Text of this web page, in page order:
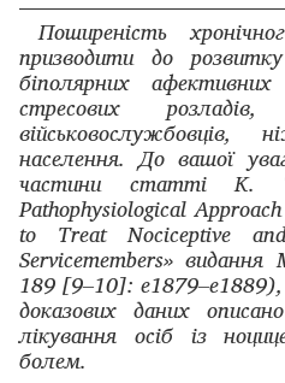
Поширеність
призводити до
біполярних
стресових
військовослужбовців,
населення. До вашої
частини статті K.
Pathophysiological
to Treat Nociceptive
Servicemembers»
189 [9–10]: e1879–e1889),
доказових даних
лікування осіб із
болем.